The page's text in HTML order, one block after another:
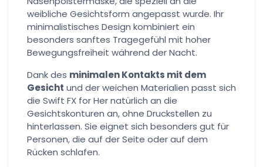
weibliche Gesichtsform angepasst wurde. Ihr
minimalistisches Design kombiniert ein
besonders sanftes Tragegefühl mit hoher
Bewegungsfreiheit während der Nacht.
Dank des minimalen Kontakts mit dem
Gesicht und der weichen Materialien passt sich
die Swift FX for Her natürlich an die
Gesichtskonturen an, ohne Druckstellen zu
hinterlassen. Sie eignet sich besonders gut für
Personen, die auf der Seite oder auf dem
Rücken schlafen.